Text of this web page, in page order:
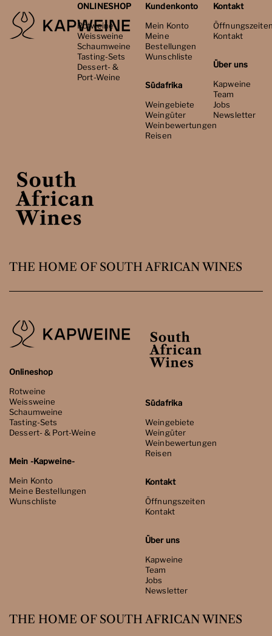
ONLINESHOP
Rotweine
Weissweine
Schaumweine
Tasting-Sets
Dessert- &
Port-Weine
Kundenkonto
Mein Konto
Meine
Bestellungen
Wunschliste
Südafrika
Weingebiete
Weingüter
Weinbewertungen
Reisen
Kontakt
Kontakt
Über uns
Kapweine
Team
Jobs
Newsletter
THE HOME OF SOUTH AFRICAN WINES
Onlineshop
Rotweine
Weissweine
Schaumweine
Tasting-Sets
Dessert- & Port-Weine
Mein -Kapweine-
Mein Konto
Meine Bestellungen
Wunschliste
Südafrika
Weingebiete
Weingüter
Weinbewertungen
Reisen
Kontakt
Öffnungszeiten
Kontakt
Über uns
Kapweine
Team
Jobs
Newsletter
THE HOME OF SOUTH AFRICAN WINES